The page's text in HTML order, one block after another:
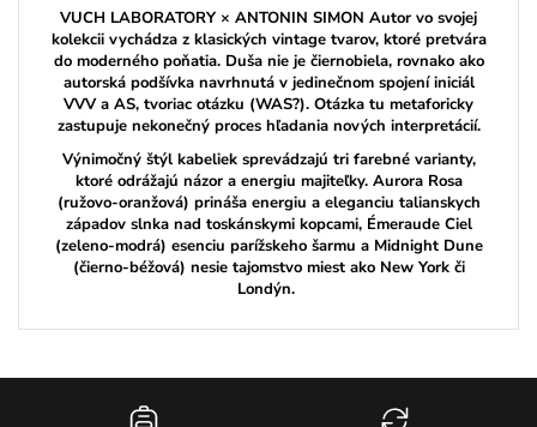
VUCH LABORATORY × ANTONIN SIMON Autor vo svojej
kolekcii vychádza z klasických vintage tvarov, ktoré pretvára
do moderného poňatia. Duša nie je čiernobiela, rovnako ako
autorská podšívka navrhnutá v jedinečnom spojení iniciál
VVV a AS, tvoriac otázku (WAS?). Otázka tu metaforicky
zastupuje nekonečný proces hľadania nových interpretácií.
Výnimočný štýl kabeliek sprevádzajú tri farebné varianty,
ktoré odrážajú názor a energiu majiteľky. Aurora Rosa
(ružovo-oranžová) prináša energiu a eleganciu talianskych
západov slnka nad toskánskymi kopcami, Émeraude Ciel
(zeleno-modrá) esenciu parížskeho šarmu a Midnight Dune
(čierno-béžová) nesie tajomstvo miest ako New York či
Londýn.